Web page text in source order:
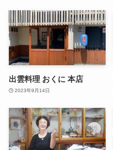
出雲料理 おくに 本店
2023年9月14日